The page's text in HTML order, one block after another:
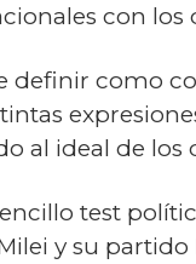
con los
definir como
al ideal de los
test
y su